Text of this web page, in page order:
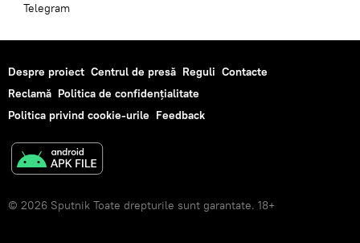
Telegram
Despre proiect Centrul de presă Reguli Contacte
Reclamă Politica de confidențialitate
Politica privind cookie-urile Feedback
© 2026 Sputnik Toate drepturile sunt garantate. 18+